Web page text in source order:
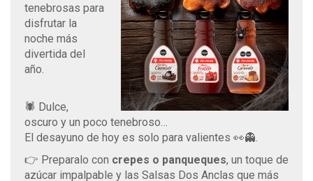
tenebrosas para
disfrutar la
noche más
divertida del
año.
🕷️ Dulce,
oscuro y un poco tenebroso…
El desayuno de hoy es solo para valientes 👀👻.
👉 Preparalo con crepes o panqueques, un toque de
azúcar impalpable y las Salsas Dos Anclas que más